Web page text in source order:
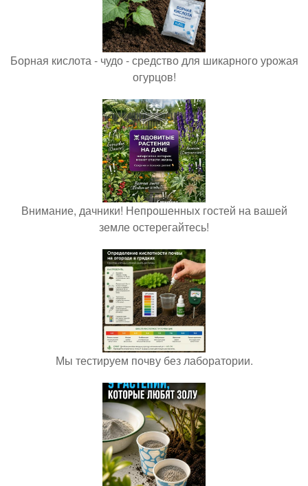
Борная кислота - чудо - средство для шикарного урожая
огурцов!
Внимание, дачники! Непрошенных гостей на вашей
земле остерегайтесь!
Мы тестируем почву без лаборатории.